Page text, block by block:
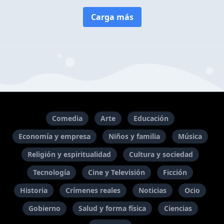
Carga más
Comedia Arte
Educación
Economía y empresa
Niños y familia
Música
Religión y espiritualidad
Cultura y sociedad
Tecnología
Cine y Televisión
Ficción
Historia
Crímenes reales Noticias
Ocio
Gobierno
Salud y forma física
Ciencias